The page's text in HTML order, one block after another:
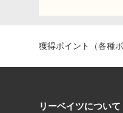
獲得ポイント（各種
リーベイツについて